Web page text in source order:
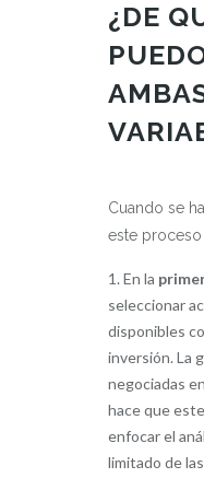
¿DE
Cuando se
este proceso
En la
seleccionar
disponibles
inversión. La
negociadas
hace que
enfocar el
limitado de